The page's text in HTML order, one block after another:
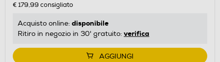
€ 179,99 consigliato
Acquisto online: disponibile
Ritiro in negozio in 30' gratuito: verifica
AGGIUNGI